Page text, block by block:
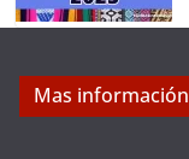
Mas información